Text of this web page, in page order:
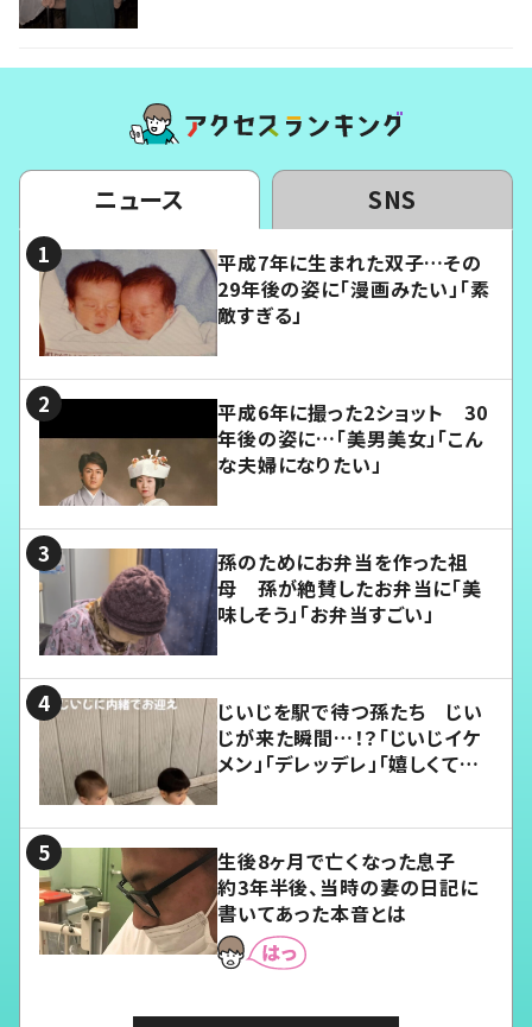
ニュース SNS
平成7年に生まれた双子…その
29年後の姿に「漫画みたい」「素
敵すぎる」
平成6年に撮った2ショット 30
年後の姿に…「美男美女」「こん
な夫婦になりたい」
孫のためにお弁当を作った祖
母 孫が絶賛したお弁当に「美
味しそう」「お弁当すごい」
じいじを駅で待つ孫たち じい
じが来た瞬間…！？「じいじイケ
メン」「デレッデレ」「嬉しくて可
生後8ヶ月で亡くなった息子
約3年半後、当時の妻の日記に
書いてあった本音とは